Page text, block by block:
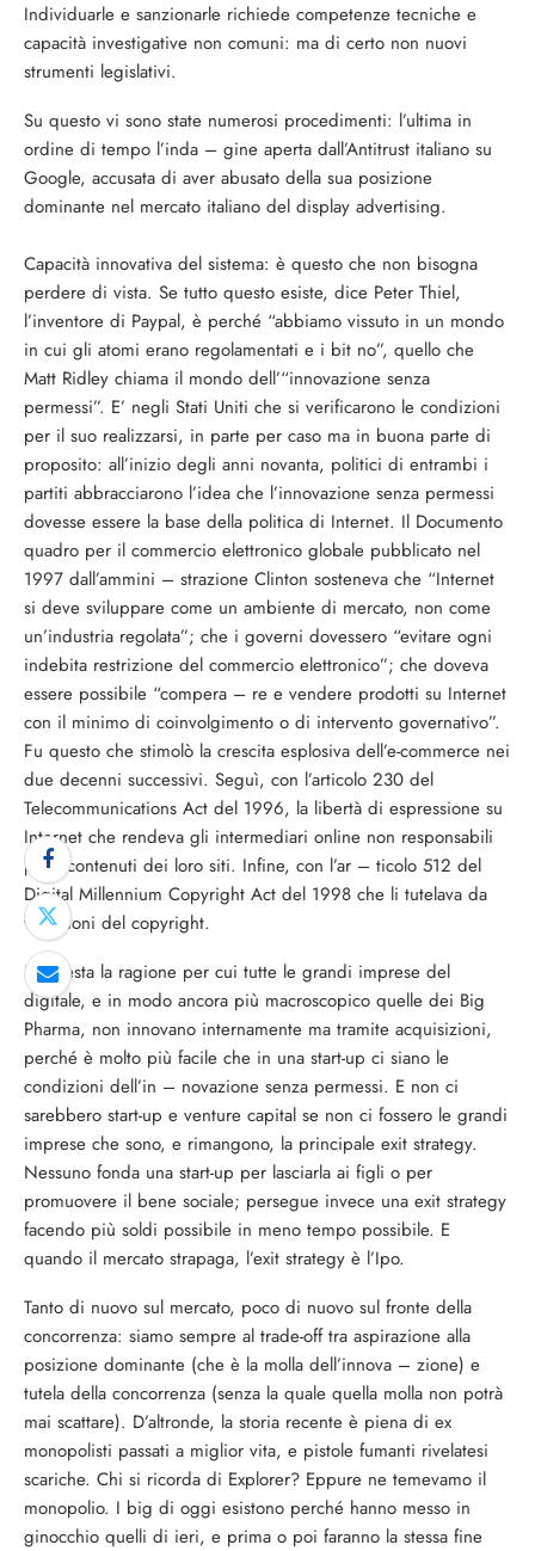
Individuarle e sanzionarle richiede competenze tecniche e
capacità investigative non comuni: ma di certo non nuovi
strumenti legislativi.
Su questo vi sono state numerosi procedimenti: l’ultima in
ordine di tempo l’inda – gine aperta dall’Antitrust italiano su
Google, accusata di aver abusato della sua posizione
dominante nel mercato italiano del display advertising.
Capacità innovativa del sistema: è questo che non bisogna
perdere di vista. Se tutto questo esiste, dice Peter Thiel,
l’inventore di Paypal, è perché “abbiamo vissuto in un mondo
in cui gli atomi erano regolamentati e i bit no”, quello che
Matt Ridley chiama il mondo dell’“innovazione senza
permessi”. E’ negli Stati Uniti che si verificarono le condizioni
per il suo realizzarsi, in parte per caso ma in buona parte di
proposito: all’inizio degli anni novanta, politici di entrambi i
partiti abbracciarono l’idea che l’innovazione senza permessi
dovesse essere la base della politica di Internet. Il Documento
quadro per il commercio elettronico globale pubblicato nel
1997 dall’ammini – strazione Clinton sosteneva che “Internet
si deve sviluppare come un ambiente di mercato, non come
un’industria regolata”; che i governi dovessero “evitare ogni
indebita restrizione del commercio elettronico”; che doveva
essere possibile “compera – re e vendere prodotti su Internet
con il minimo di coinvolgimento o di intervento governativo”.
Fu questo che stimolò la crescita esplosiva dell’e-commerce nei
due decenni successivi. Seguì, con l’articolo 230 del
Telecommunications Act del 1996, la libertà di espressione su
Internet che rendeva gli intermediari online non responsabili
per i contenuti dei loro siti. Infine, con l’ar – ticolo 512 del
Digital Millennium Copyright Act del 1998 che li tutelava da
violazioni del copyright.
E’ questa la ragione per cui tutte le grandi imprese del
digitale, e in modo ancora più macroscopico quelle dei Big
Pharma, non innovano internamente ma tramite acquisizioni,
perché è molto più facile che in una start-up ci siano le
condizioni dell’in – novazione senza permessi. E non ci
sarebbero start-up e venture capital se non ci fossero le grandi
imprese che sono, e rimangono, la principale exit strategy.
Nessuno fonda una start-up per lasciarla ai figli o per
promuovere il bene sociale; persegue invece una exit strategy
facendo più soldi possibile in meno tempo possibile. E
quando il mercato strapaga, l’exit strategy è l’Ipo.
Tanto di nuovo sul mercato, poco di nuovo sul fronte della
concorrenza: siamo sempre al trade-off tra aspirazione alla
posizione dominante (che è la molla dell’innova – zione) e
tutela della concorrenza (senza la quale quella molla non potrà
mai scattare). D’altronde, la storia recente è piena di ex
monopolisti passati a miglior vita, e pistole fumanti rivelatesi
scariche. Chi si ricorda di Explorer? Eppure ne temevamo il
monopolio. I big di oggi esistono perché hanno messo in
ginocchio quelli di ieri, e prima o poi faranno la stessa fine